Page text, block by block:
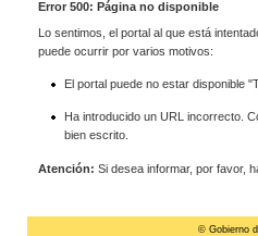
Error 500: Página no disponible
Lo sentimos, el portal al que está
puede ocurrir por varios motivos:
El portal puede no estar disponible
Ha introducido un URL incorrecto.
bien escrito.
Atención: Si desea informar, por favor,
© Gobierno